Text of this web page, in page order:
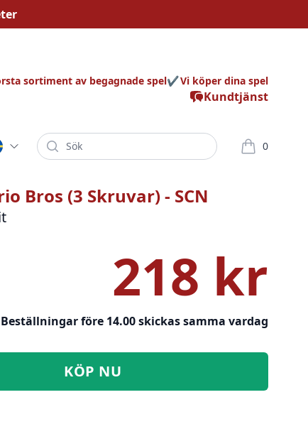
Kundtjänst
sortiment av begagnade spel Vi köper dina spel
Sök 0
varor i
Bros (3 Skruvar) - SCN
218 kr
Beställningar före 14.00 skickas samma vardag
KÖP NU